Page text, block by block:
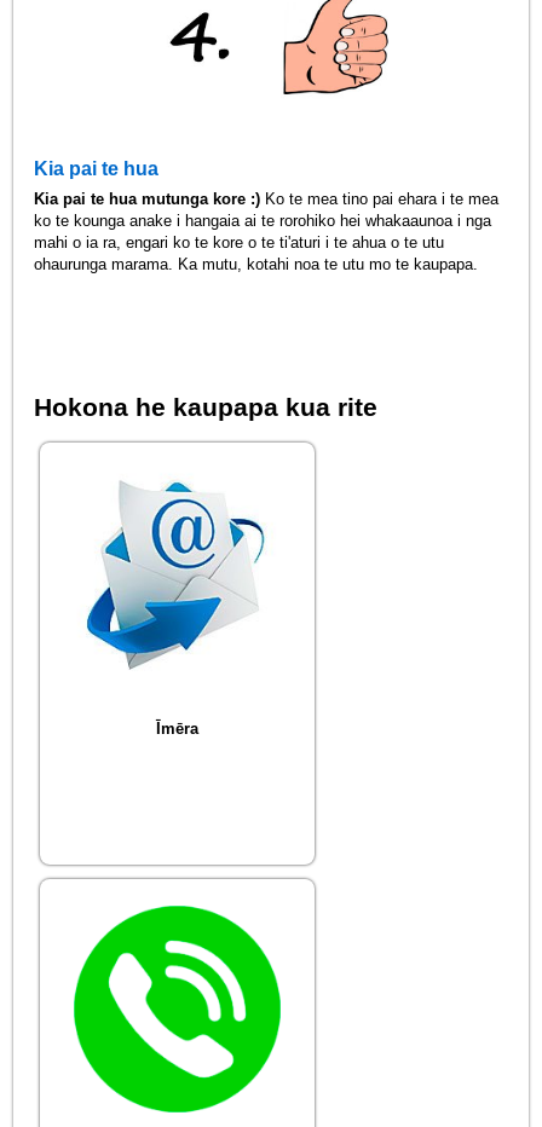
Kia pai te hua
Kia pai te hua mutunga kore :) Ko te mea tino pai ehara i te mea
ko te kounga anake i hangaia ai te rorohiko hei whakaaunoa i nga
mahi o ia ra, engari ko te kore o te ti'aturi i te ahua o te utu
ohaurunga marama. Ka mutu, kotahi noa te utu mo te kaupapa.
Hokona he kaupapa kua rite
Īmēra